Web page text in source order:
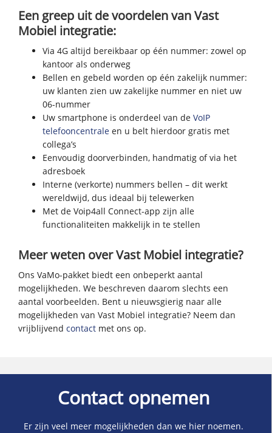
Een greep uit de voordelen van Vast
Mobiel integratie:
Via 4G altijd bereikbaar op één nummer: zowel op
kantoor als onderweg
Bellen en gebeld worden op één zakelijk nummer:
uw klanten zien uw zakelijke nummer en niet uw
06-nummer
Uw smartphone is onderdeel van de VoIP
telefooncentrale en u belt hierdoor gratis met
collega’s
Eenvoudig doorverbinden, handmatig of via het
adresboek
Interne (verkorte) nummers bellen – dit werkt
wereldwijd, dus ideaal bij telewerken
Met de Voip4all Connect-app zijn alle
functionaliteiten makkelijk in te stellen
Meer weten over Vast Mobiel integratie?
Ons VaMo-pakket biedt een onbeperkt aantal
mogelijkheden. We beschreven daarom slechts een
aantal voorbeelden. Bent u nieuwsgierig naar alle
mogelijkheden van Vast Mobiel integratie? Neem dan
vrijblijvend contact met ons op.
Contact opnemen
Er zijn veel meer mogelijkheden dan we hier noemen.